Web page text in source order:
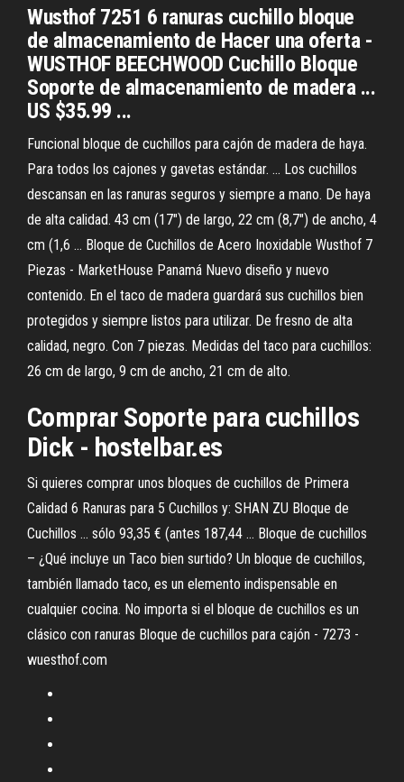
Wusthof 7251 6 ranuras cuchillo bloque
de almacenamiento de Hacer una oferta -
WUSTHOF BEECHWOOD Cuchillo Bloque
Soporte de almacenamiento de madera ...
US $35.99 ...
Funcional bloque de cuchillos para cajón de madera de haya.
Para todos los cajones y gavetas estándar. ... Los cuchillos
descansan en las ranuras seguros y siempre a mano. De haya
de alta calidad. 43 cm (17″) de largo, 22 cm (8,7″) de ancho, 4
cm (1,6 ... Bloque de Cuchillos de Acero Inoxidable Wusthof 7
Piezas - MarketHouse Panamá Nuevo diseño y nuevo
contenido. En el taco de madera guardará sus cuchillos bien
protegidos y siempre listos para utilizar. De fresno de alta
calidad, negro. Con 7 piezas. Medidas del taco para cuchillos:
26 cm de largo, 9 cm de ancho, 21 cm de alto.
Comprar Soporte para cuchillos
Dick - hostelbar.es
Si quieres comprar unos bloques de cuchillos de Primera
Calidad 6 Ranuras para 5 Cuchillos y: SHAN ZU Bloque de
Cuchillos ... sólo 93,35 € (antes 187,44 ... Bloque de cuchillos
– ¿Qué incluye un Taco bien surtido? Un bloque de cuchillos,
también llamado taco, es un elemento indispensable en
cualquier cocina. No importa si el bloque de cuchillos es un
clásico con ranuras Bloque de cuchillos para cajón - 7273 -
wuesthof.com